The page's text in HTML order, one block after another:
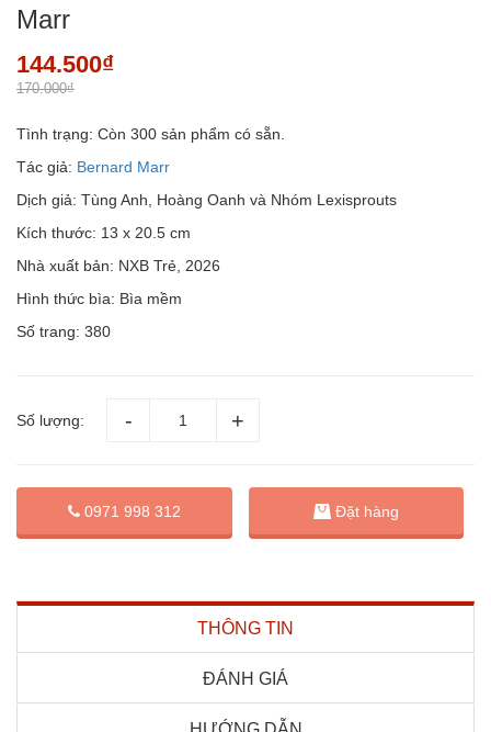
Marr
144.500₫
170.000₫
Tình trạng: Còn 300 sản phẩm có sẵn.
Tác giả: Bernard Marr
Dịch giả: Tùng Anh, Hoàng Oanh và Nhóm Lexisprouts
Kích thước: 13 x 20.5 cm
Nhà xuất bản: NXB Trẻ, 2026
Hình thức bìa: Bìa mềm
Số trang: 380
Số lượng:
0971 998 312 Đặt hàng
THÔNG TIN
ĐÁNH GIÁ